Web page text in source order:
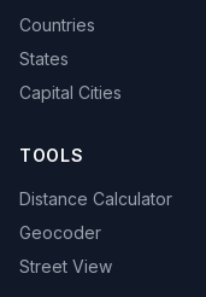
Countries
States
Capital Cities
TOOLS
Distance Calculator
Geocoder
Street View